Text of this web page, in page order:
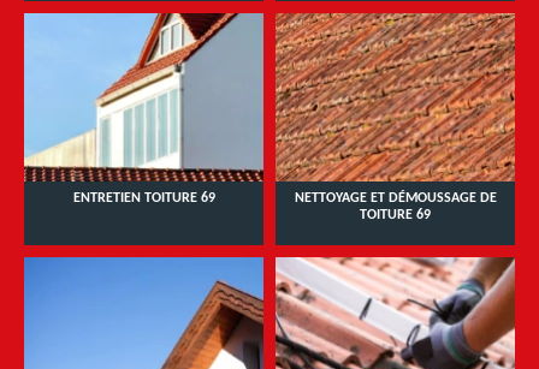
ENTRETIEN TOITURE 69
NETTOYAGE ET DÉMOUSSAGE DE
TOITURE 69